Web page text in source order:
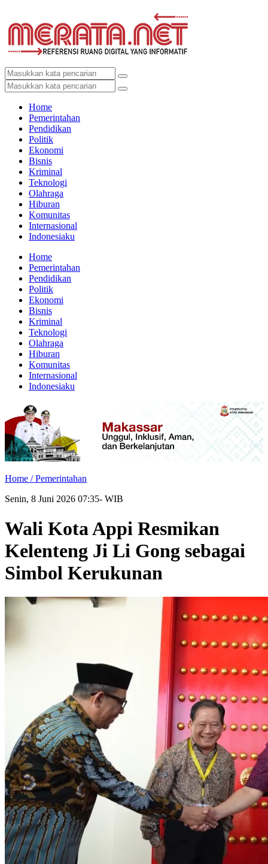
Home
Pemerintahan
Pendidikan
Politik
Ekonomi
Bisnis
Kriminal
Teknologi
Olahraga
Hiburan
Komunitas
Internasional
Indonesiaku
Home
Pemerintahan
Pendidikan
Politik
Ekonomi
Bisnis
Kriminal
Teknologi
Olahraga
Hiburan
Komunitas
Internasional
Indonesiaku
Home /Pemerintahan
Senin, 8 Juni 2026 07:35- WIB
Wali Kota Appi Resmikan
Kelenteng Ji Li Gong sebagai
Simbol Kerukunan